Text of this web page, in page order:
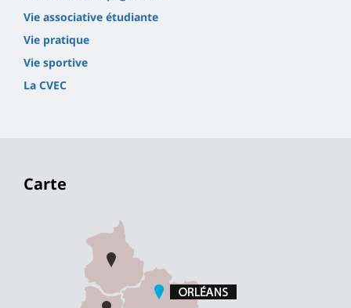
Vie associative étudiante
Vie pratique
Vie sportive
La CVEC
Carte